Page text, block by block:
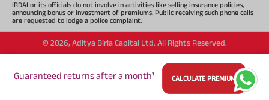
Guaranteed returns after a month¹ CALCULATE PREMIUM
IRDAI or its officials do not involve in activities like selling insurance policies,
announcing bonus or investment of premiums. Public receiving such phone calls
are requested to lodge a police complaint.
© 2026, Aditya Birla Capital Ltd. All Rights Reserved.